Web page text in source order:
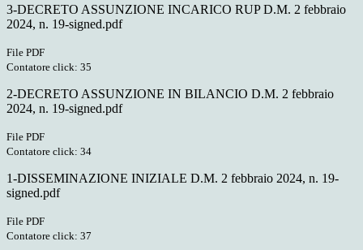
3-DECRETO ASSUNZIONE INCARICO RUP D.M. 2 febbraio
2024, n. 19-signed.pdf
File PDF
Contatore click: 35
2-DECRETO ASSUNZIONE IN BILANCIO D.M. 2 febbraio
2024, n. 19-signed.pdf
File PDF
Contatore click: 34
1-DISSEMINAZIONE INIZIALE D.M. 2 febbraio 2024, n. 19-
signed.pdf
File PDF
Contatore click: 37